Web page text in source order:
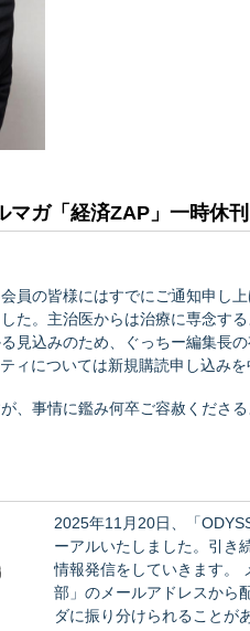
マガ「経済ZAP」一時休
員の皆様にはすでにご通知申し
た。主治医からは治療に専念す
見込みのため、ぐっちー編集長
ィについては新規購読申し込みを
、事情に鑑み何卒ご容赦くださる
の一日も早い復帰を祈念しており
2025年11月20日、「
ーアルいたしました。引き
情報発信をしていきます。
部」のメールアドレスから
ダに振り分けられることが